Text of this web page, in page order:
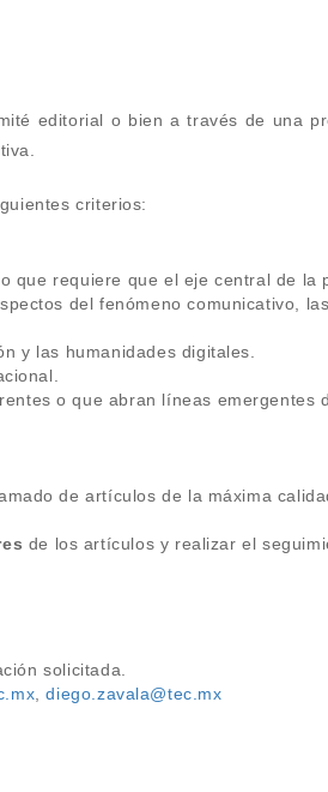
editorial o bien a través de una
criterios:
que requiere que el eje central de la
del fenómeno comunicativo,
y las humanidades digitales.
o que abran líneas emergentes
de artículos de la máxima
de los artículos y realizar el
solicitada.
,diego.zavala@tec.mx